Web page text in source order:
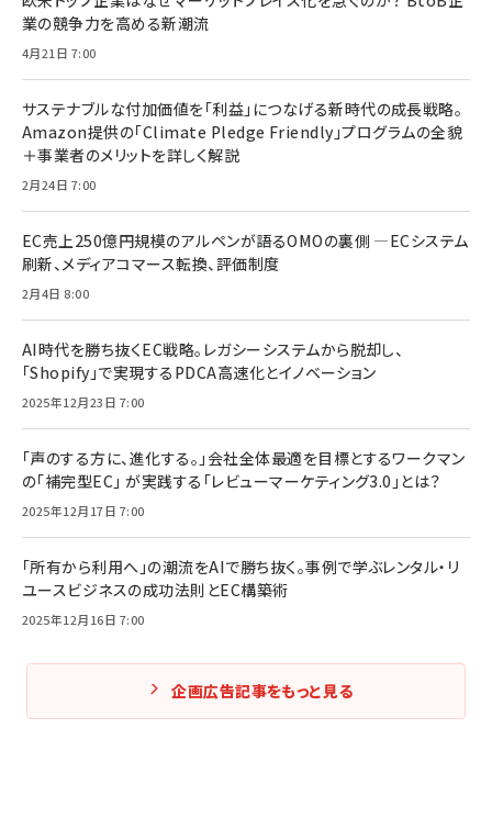
業の競争力を高める新潮流
4月21日 7:00
サステナブルな付加価値を「利益」につなげる新時代の成長戦略。
Amazon提供の「Climate Pledge Friendly」プログラムの全貌
＋事業者のメリットを詳しく解説
2月24日 7:00
EC売上250億円規模のアルペンが語るOMOの裏側 ―ECシステム
刷新、メディアコマース転換、評価制度
2月4日 8:00
AI時代を勝ち抜くEC戦略。レガシーシステムから脱却し、
「Shopify」で実現するPDCA高速化とイノベーション
2025年12月23日 7:00
「声のする方に、進化する。」会社全体最適を目標とするワークマン
の「補完型EC」 が実践する「レビューマーケティング3.0」とは？
2025年12月17日 7:00
「所有から利用へ」の潮流をAIで勝ち抜く。事例で学ぶレンタル・リ
ユースビジネスの成功法則とEC構築術
2025年12月16日 7:00
企画広告記事をもっと見る